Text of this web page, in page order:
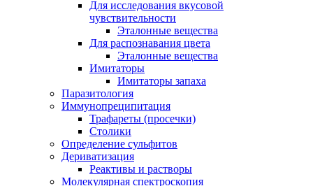
Для исследования вкусовой
чувствительности
Эталонные вещества
Для распознавания цвета
Эталонные вещества
Имитаторы
Имитаторы запаха
Паразитология
Иммунопреципитация
Трафареты (просечки)
Столики
Определение сульфитов
Дериватизация
Реактивы и растворы
Молекулярная спектроскопия